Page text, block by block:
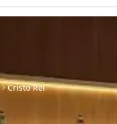
Cristo Rei